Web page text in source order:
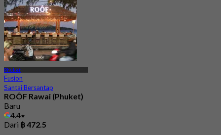
Phuket
Fusion
Santai Bersantap
ROÔF Rawai (Phuket)
Baru
4.4
Dari ฿ 472.5